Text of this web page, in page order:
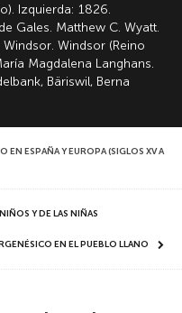
Izquierda: 1826.
Gales. Matthew C. Wyatt.
Windsor (Reino
Magdalena Langhans.
Bäriswil, Berna
EN ESPAÑA Y EUROPA (SIGLOS XV A
Y DE LAS NIÑAS
EN EL PUEBLO LLANO